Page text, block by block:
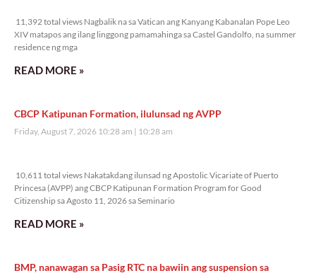
11,392 total views Nagbalik na sa Vatican ang Kanyang Kabanalan Pope Leo
XIV matapos ang ilang linggong pamamahinga sa Castel Gandolfo, na summer
residence ng mga
READ MORE »
CBCP Katipunan Formation, ilulunsad ng AVPP
Friday, August 7, 2026 10:28 am 10:28 am
10,611 total views Nakatakdang ilunsad ng Apostolic Vicariate of Puerto
Princesa (AVPP) ang CBCP Katipunan Formation Program for Good
Citizenship sa Agosto 11, 2026 sa Seminario
READ MORE »
BMP, nanawagan sa Pasig RTC na bawiin ang suspension sa